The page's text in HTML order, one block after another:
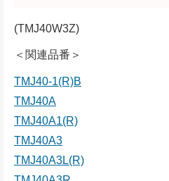
(TMJ40W3Z)
＜関連品番＞
TMJ40-1(R)B
TMJ40A
TMJ40A1(R)
TMJ40A3
TMJ40A3L(R)